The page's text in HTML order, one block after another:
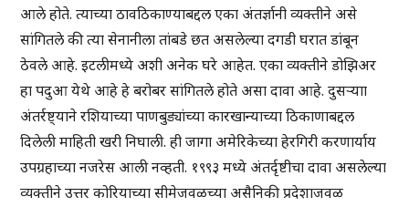
आले होते. त्याच्या ठावठिकाण्याबद्दल एका अंतर्ज्ञानी व्यक्तीने असे
सांगितले की त्या सेनानीला तांबडे छत असलेल्या दगडी घरात डांबून
ठेवले आहे. इटलीमध्ये अशी अनेक घरे आहेत. एका व्यक्तीने डोझिअर
हा पदुआ येथे आहे हे बरोबर सांगितले होते असा दावा आहे. दुसऱ्याा
अंतर्रष्ट्याने रशियाच्या पाणबुड्यांच्या कारखान्याच्या ठिकाणाबद्दल
दिलेली माहिती खरी निघाली. ही जागा अमेरिकेच्या हेरगिरी करणार्याय
उपग्रहाच्या नजरेस आली नव्हती. १९९३ मध्ये अंतर्दृष्टीचा दावा असलेल्या
व्यक्तीने उत्तर कोरियाच्या सीमेजवळच्या असैनिकी प्रदेशाजवळ